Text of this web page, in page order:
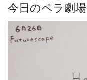
今日のペラ劇場